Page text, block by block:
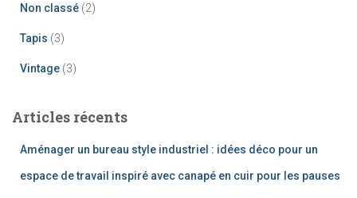
Non classé (2)
Tapis (3)
Vintage (3)
Articles récents
Aménager un bureau style industriel : idées déco pour un
espace de travail inspiré avec canapé en cuir pour les pauses